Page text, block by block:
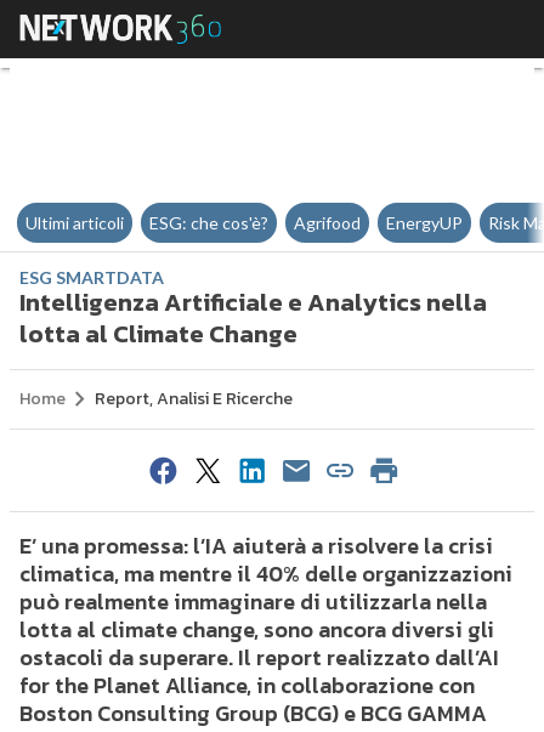
Intelligenza Artificiale e
Ultimi articoli ESG: che cos'è? Agrifood EnergyUP Risk
ESG SMARTDATA
Intelligenza Artificiale e Analytics nella
lotta al Climate Change
Home Report, Analisi E Ricerche
E’ una promessa: l’IA aiuterà a risolvere la crisi
climatica, ma mentre il 40% delle organizzazioni
può realmente immaginare di utilizzarla nella
lotta al climate change, sono ancora diversi gli
ostacoli da superare. Il report realizzato dall’AI
for the Planet Alliance, in collaborazione con
Boston Consulting Group (BCG) e BCG GAMMA